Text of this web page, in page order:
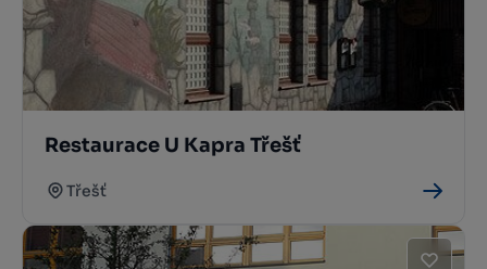
Restaurace U Kapra Třešť
Třešť